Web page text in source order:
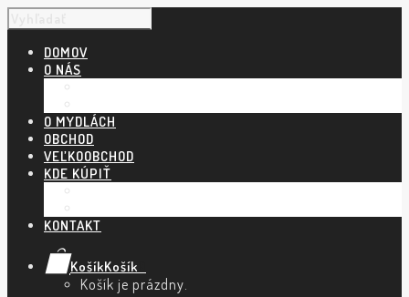
DOMOV
O NÁS
O MYDLÁCH
OBCHOD
VEĽKOOBCHOD
KDE KÚPIŤ
KONTAKT
KošíkKošík
Košík je prázdny.